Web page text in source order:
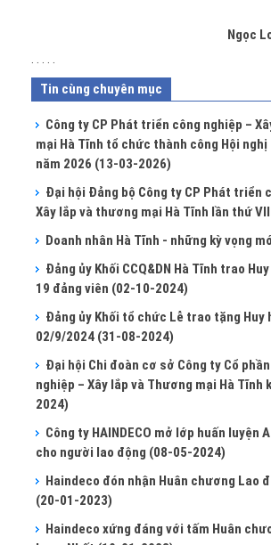
Ngọc
. . . . .
Tin cùng chuyên mục
Công ty CP Phát triển công nghiệp –
mại Hà Tĩnh tổ chức thành công Hội
năm 2026 (13-03-2026)
Đại hội Đảng bộ Công ty CP Phát triển
Xây lắp và thương mại Hà Tĩnh lần thứ VIII
Doanh nhân Hà Tĩnh - những kỳ vọng
Đảng ủy Khối CCQ&DN Hà Tĩnh trao
19 đảng viên (02-10-2024)
Đảng ủy Khối tổ chức Lễ trao tặng Huy
02/9/2024 (31-08-2024)
Đại hội Chi đoàn cơ sở Công ty Cổ
nghiệp – Xây lắp và Thương mại Hà Tĩnh
2024)
Công ty HAINDECO mở lớp huấn luyện
cho người lao động (08-05-2024)
Haindeco đón nhận Huân chương Lao
(20-01-2023)
Haindeco xứng đáng với tấm Huân